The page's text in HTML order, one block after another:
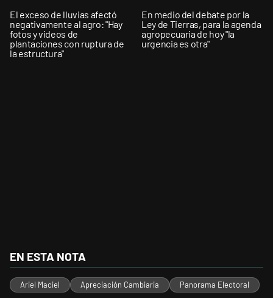
El exceso de lluvias afectó
negativamente al agro: "Hay
fotos y videos de
plantaciones con ruptura de
la estructura"
En medio del debate por la
Ley de Tierras, para la agenda
agropecuaria de hoy "la
urgencia es otra"
EN ESTA NOTA
Ariel Maciel Apreciación Cambiaria Panorama Electoral